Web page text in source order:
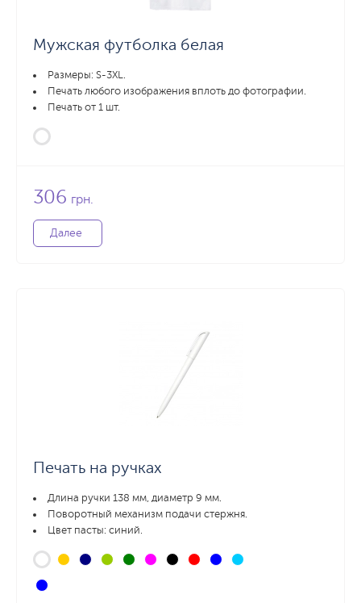
Мужская футболка белая
Размеры: S-3XL.
Печать любого изображения вплоть до фотографии.
Печать от 1 шт.
306 грн.
Далее
Печать на ручках
Длина ручки 138 мм, диаметр 9 мм.
Поворотный механизм подачи стержня.
Цвет пасты: синий.